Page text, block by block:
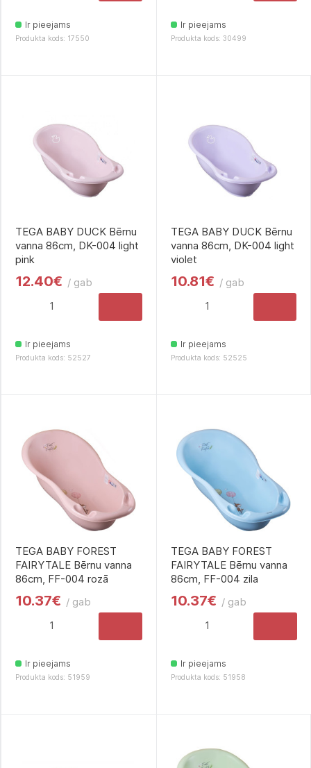
Ir pieejams
Produkta kods: 17550
Ir pieejams
Produkta kods: 30499
TEGA BABY DUCK Bērnu
vanna 86cm, DK-004 light
pink
12.40€ / gab
Ir pieejams
Produkta kods: 52527
TEGA BABY DUCK Bērnu
vanna 86cm, DK-004 light
violet
10.81€ / gab
Ir pieejams
Produkta kods: 52525
TEGA BABY FOREST
FAIRYTALE Bērnu vanna
86cm, FF-004 rozā
10.37€ / gab
Ir pieejams
Produkta kods: 51959
TEGA BABY FOREST
FAIRYTALE Bērnu vanna
86cm, FF-004 zila
10.37€ / gab
Ir pieejams
Produkta kods: 51958